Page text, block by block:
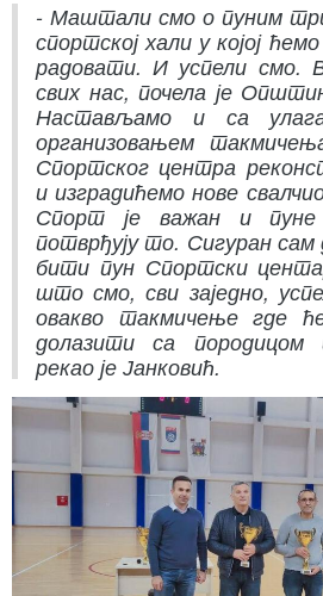
- Маштали смо о пуним
спортској хали у којој
радовати. И успели смо.
свих нас, почела је
Настављамо и са
организовањем
Спортског центра
и изградићемо нове
Спорт је важан и пуне
потврђују то. Сигуран
бити пун Спортски
што смо, сви заједно,
овакво такмичење где
долазити са
рекао је Јанковић.